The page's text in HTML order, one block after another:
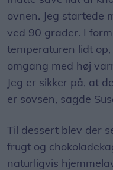
temperaturen lidt
omgang med høj
Jeg er sikker på, at
er sovsen, sagde
Til dessert blev der
naturligvis